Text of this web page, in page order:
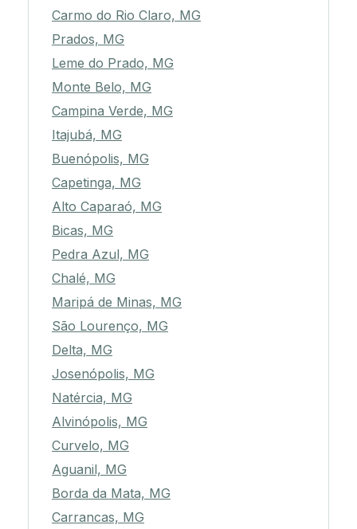
Carmo do Rio Claro, MG
Prados, MG
Leme do Prado, MG
Monte Belo, MG
Campina Verde, MG
Itajubá, MG
Buenópolis, MG
Capetinga, MG
Alto Caparaó, MG
Bicas, MG
Pedra Azul, MG
Chalé, MG
Maripá de Minas, MG
São Lourenço, MG
Delta, MG
Josenópolis, MG
Natércia, MG
Alvinópolis, MG
Curvelo, MG
Aguanil, MG
Borda da Mata, MG
Carrancas, MG